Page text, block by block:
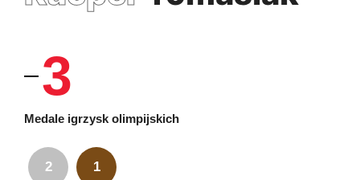
3
Medale igrzysk olimpijskich
2 1